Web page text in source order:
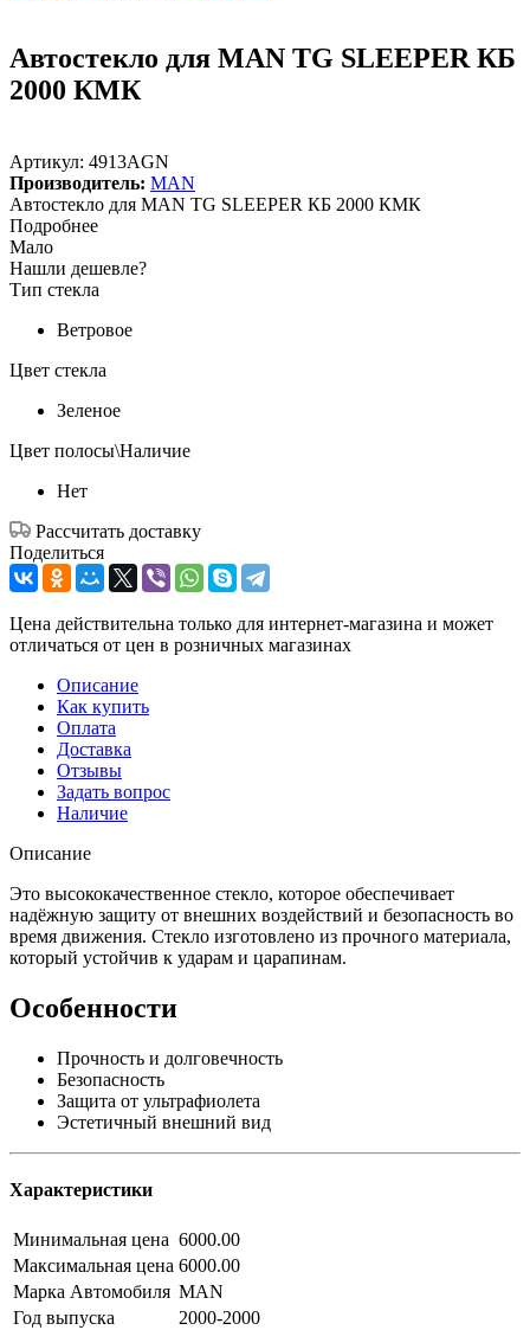
Автостекло для MAN TG SLEEPER КБ
2000 КМК
Артикул: 4913AGN
Производитель: MAN
Автостекло для MAN TG SLEEPER КБ 2000 КМК
Подробнее
Мало
Нашли дешевле?
Тип стекла
Ветровое
Цвет стекла
Зеленое
Цвет полосы\Наличие
Нет
Рассчитать доставку
Поделиться
Цена действительна только для интернет-магазина и может
отличаться от цен в розничных магазинах
Описание
Как купить
Оплата
Доставка
Отзывы
Задать вопрос
Наличие
Описание
Это высококачественное стекло, которое обеспечивает
надёжную защиту от внешних воздействий и безопасность во
время движения. Стекло изготовлено из прочного материала,
который устойчив к ударам и царапинам.
Особенности
Прочность и долговечность
Безопасность
Защита от ультрафиолета
Эстетичный внешний вид
Характеристики
Минимальная цена 6000.00
Максимальная цена 6000.00
Марка Автомобиля MAN
Год выпуска
2000-2000